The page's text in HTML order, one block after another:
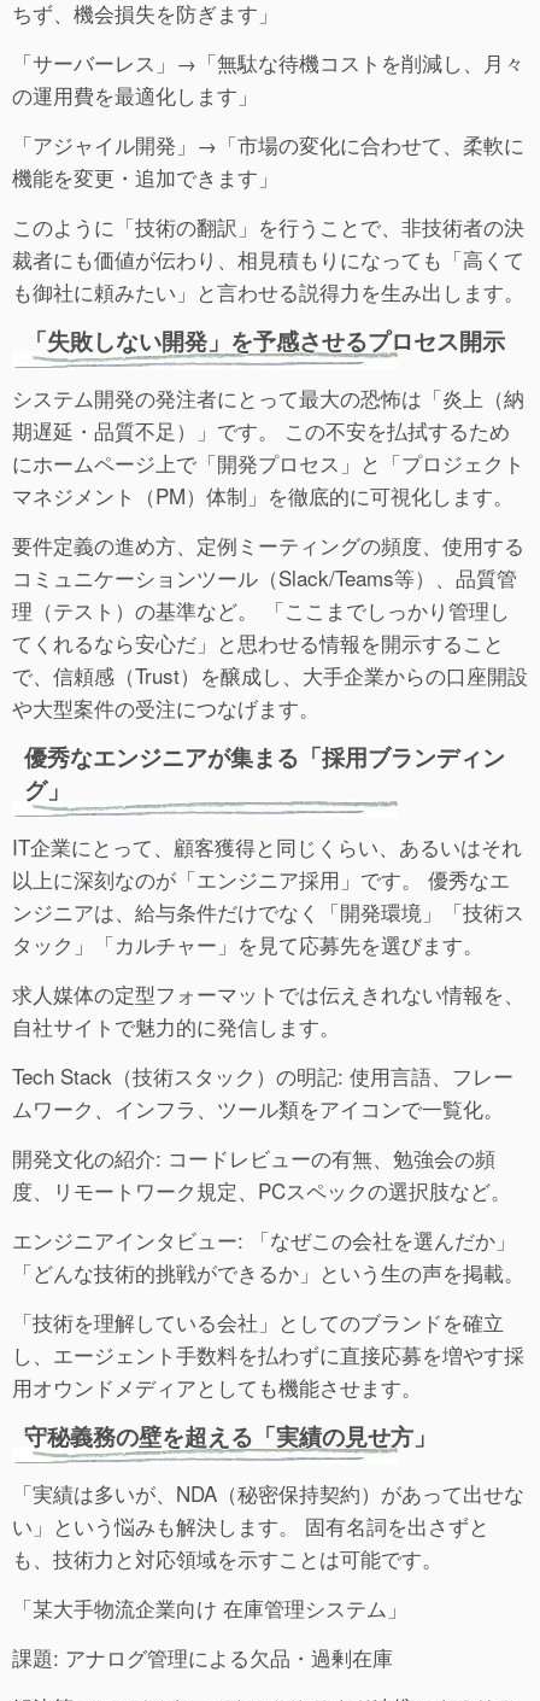
ちず、機会損失を防ぎます」
「サーバーレス」→「無駄な待機コストを削減し、月々
の運用費を最適化します」
「アジャイル開発」→「市場の変化に合わせて、柔軟に
機能を変更・追加できます」
このように「技術の翻訳」を行うことで、非技術者の決
裁者にも価値が伝わり、相見積もりになっても「高くて
も御社に頼みたい」と言わせる説得力を生み出します。
「失敗しない開発」を予感させるプロセス開示
システム開発の発注者にとって最大の恐怖は「炎上（納
期遅延・品質不足）」です。 この不安を払拭するため
にホームページ上で「開発プロセス」と「プロジェクト
マネジメント（PM）体制」を徹底的に可視化します。
要件定義の進め方、定例ミーティングの頻度、使用する
コミュニケーションツール（Slack/Teams等）、品質管
理（テスト）の基準など。 「ここまでしっかり管理し
てくれるなら安心だ」と思わせる情報を開示すること
で、信頼感（Trust）を醸成し、大手企業からの口座開設
や大型案件の受注につなげます。
優秀なエンジニアが集まる「採用ブランディン
グ」
IT企業にとって、顧客獲得と同じくらい、あるいはそれ
以上に深刻なのが「エンジニア採用」です。 優秀なエ
ンジニアは、給与条件だけでなく「開発環境」「技術ス
タック」「カルチャー」を見て応募先を選びます。
求人媒体の定型フォーマットでは伝えきれない情報を、
自社サイトで魅力的に発信します。
Tech Stack（技術スタック）の明記: 使用言語、フレー
ムワーク、インフラ、ツール類をアイコンで一覧化。
開発文化の紹介: コードレビューの有無、勉強会の頻
度、リモートワーク規定、PCスペックの選択肢など。
エンジニアインタビュー: 「なぜこの会社を選んだか」
「どんな技術的挑戦ができるか」という生の声を掲載。
「技術を理解している会社」としてのブランドを確立
し、エージェント手数料を払わずに直接応募を増やす採
用オウンドメディアとしても機能させます。
守秘義務の壁を超える「実績の見せ方」
「実績は多いが、NDA（秘密保持契約）があって出せな
い」という悩みも解決します。 固有名詞を出さずと
も、技術力と対応領域を示すことは可能です。
「某大手物流企業向け 在庫管理システム」
課題: アナログ管理による欠品・過剰在庫